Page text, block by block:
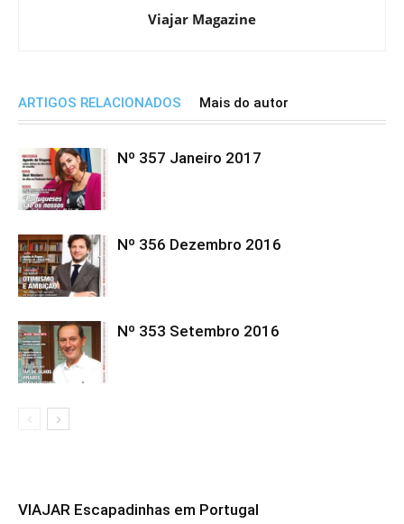
Viajar Magazine
ARTIGOS RELACIONADOS Mais do autor
Nº 357 Janeiro 2017
Nº 356 Dezembro 2016
Nº 353 Setembro 2016
VIAJAR Escapadinhas em Portugal